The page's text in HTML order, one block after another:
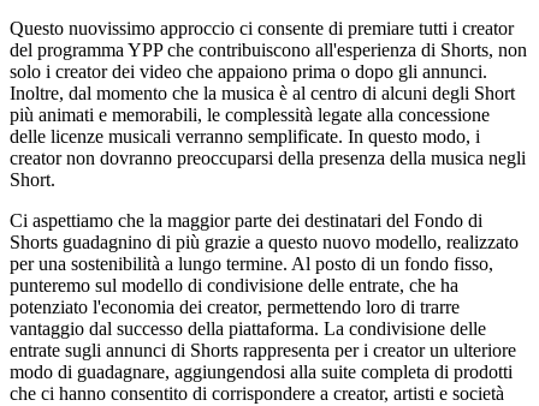
Questo nuovissimo approccio ci consente di premiare tutti i creator
del programma YPP che contribuiscono all'esperienza di Shorts, non
solo i creator dei video che appaiono prima o dopo gli annunci.
Inoltre, dal momento che la musica è al centro di alcuni degli Short
più animati e memorabili, le complessità legate alla concessione
delle licenze musicali verranno semplificate. In questo modo, i
creator non dovranno preoccuparsi della presenza della musica negli
Short.
Ci aspettiamo che la maggior parte dei destinatari del Fondo di
Shorts guadagnino di più grazie a questo nuovo modello, realizzato
per una sostenibilità a lungo termine. Al posto di un fondo fisso,
punteremo sul modello di condivisione delle entrate, che ha
potenziato l'economia dei creator, permettendo loro di trarre
vantaggio dal successo della piattaforma. La condivisione delle
entrate sugli annunci di Shorts rappresenta per i creator un ulteriore
modo di guadagnare, aggiungendosi alla suite completa di prodotti
che ci hanno consentito di corrispondere a creator, artisti e società